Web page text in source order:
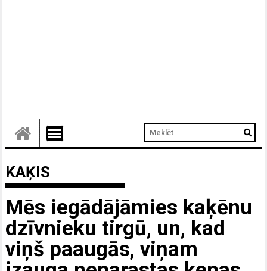
KAĶIS
Mēs iegādājāmies kaķēnu
dzīvnieku tirgū, un, kad
viņš paaugās, viņam